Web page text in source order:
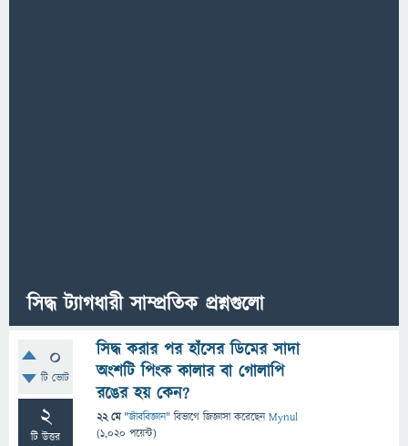
সিদ্ধ ট্যাগধারী সাম্প্রতিক প্রশ্নগুলো
0
টি ভোট
2
টি উত্তর
সিদ্ধ করার পর হাঁসের ডিমের সাদা
অংশটি পিংক কালার বা গোলাপি
রঙের হয় কেন?
22 মে "জীববিজ্ঞান" বিভাগে জিজ্ঞাসাকরেছেনMynul
(1,020 পয়েন্ট)